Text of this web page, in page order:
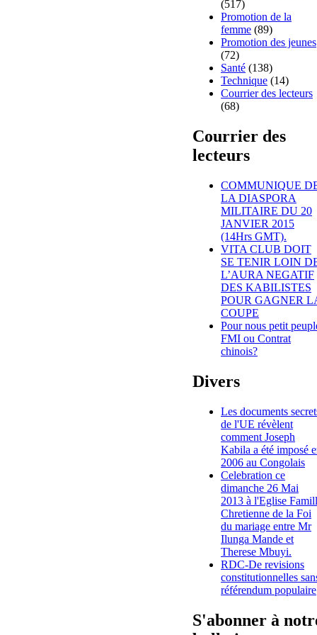
(517)
Promotion de la
femme (89)
Promotion des jeunes
(72)
Santé (138)
Technique (14)
Courrier des lecteurs
(68)
Courrier des
lecteurs
COMMUNIQUE
LA DIASPORA
MILITAIRE DU 20
JANVIER 2015
(14Hrs GMT).
VITA CLUB DOIT
SE TENIR LOIN
L’AURA NEGATIF
DES KABILISTES
POUR GAGNER
COUPE
Pour nous petit
FMI ou Contrat
chinois?
Divers
Les documents
de l'UE révèlent
comment Joseph
Kabila a été imposé
2006 au Congolais
Celebration ce
dimanche 26 Mai
2013 à l'Eglise
Chretienne de la Foi
du mariage entre Mr
Ilunga Mande et
Therese Mbuyi.
RDC-De revisions
constitutionnelles
référendum populaire
S'abonner à